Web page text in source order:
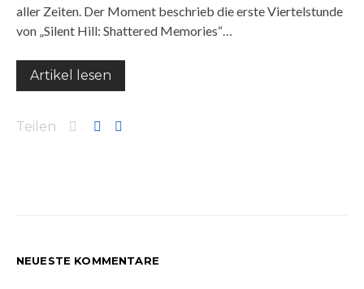
aller Zeiten. Der Moment beschrieb die erste Viertelstunde
von „Silent Hill: Shattered Memories“…
Artikel lesen
Teilen
NEUESTE KOMMENTARE